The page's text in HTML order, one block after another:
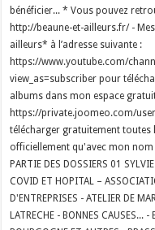
bénéficier... * Vous pouvez
http://beaune-et-ailleurs.fr/ -
ailleurs* à l’adresse suivante :
https://www.youtube.com/
view_as=subscriber pour
albums dans mon espace gratuit
https://private.joomeo.com/
télécharger gratuitement toutes
officiellement qu'avec mon nom
PARTIE DES DOSSIERS 01
COVID ET HOPITAL –
D'ENTREPRISES - ATELIER DE
LATRECHE - BONNES CAUSES...